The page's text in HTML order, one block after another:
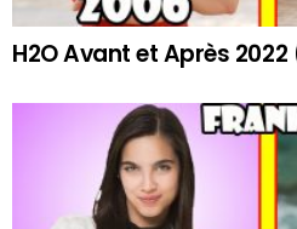
H2O Avant et Après 2022